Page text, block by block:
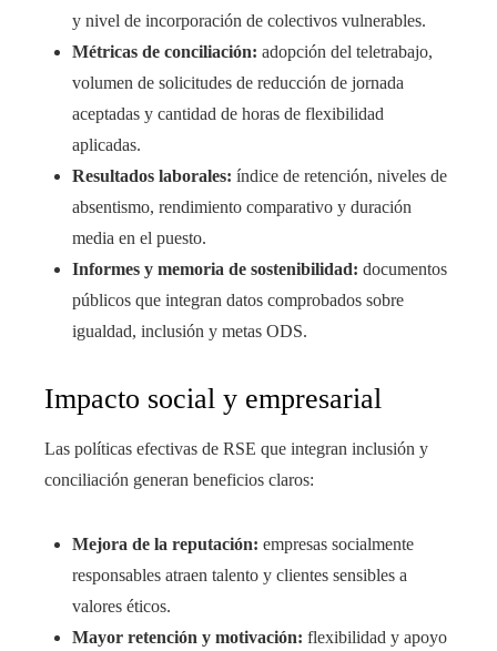
y nivel de incorporación de colectivos vulnerables.
Métricas de conciliación: adopción del teletrabajo,
volumen de solicitudes de reducción de jornada
aceptadas y cantidad de horas de flexibilidad
aplicadas.
Resultados laborales: índice de retención, niveles de
absentismo, rendimiento comparativo y duración
media en el puesto.
Informes y memoria de sostenibilidad: documentos
públicos que integran datos comprobados sobre
igualdad, inclusión y metas ODS.
Impacto social y empresarial
Las políticas efectivas de RSE que integran inclusión y
conciliación generan beneficios claros:
Mejora de la reputación: empresas socialmente
responsables atraen talento y clientes sensibles a
valores éticos.
Mayor retención y motivación: flexibilidad y apoyo